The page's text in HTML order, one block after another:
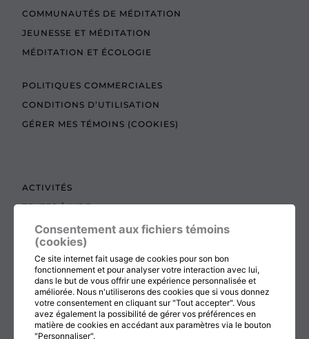
COMMUNAUTÉS DE MÉDITATION
JEUNESSE ET MÉDITATION
MÉDITATION ET ÉCOLOGIE
POLITIQUES COMMERCIALES
CONDITIONS D’UTILISATION
GÉRER MES TÉMOINS (COOKIES)
ACTIVITÉS
TEXTES À LIRE
ADMINISTRATION
BOUTIQUE
COTISATION, RENOUVELLEMENT ET ÉCHOS
DON
CONTACTEZ-NOUS
Consentement aux fichiers témoins
(cookies)
Ce site internet fait usage de cookies pour son bon
fonctionnement et pour analyser votre interaction avec lui,
dans le but de vous offrir une expérience personnalisée et
améliorée. Nous n'utiliserons des cookies que si vous donnez
votre consentement en cliquant sur "Tout accepter". Vous
avez également la possibilité de gérer vos préférences en
matière de cookies en accédant aux paramètres via le bouton
"Personnaliser".